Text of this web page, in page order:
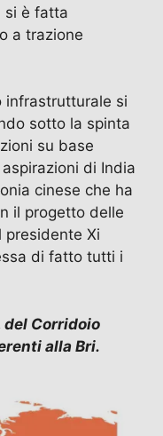
si è fatta
a trazione
infrastrutturale si
sotto la spinta
su base
di India
cinese che ha
il progetto delle
presidente Xi
di fatto tutti i
del Corridoio
alla Bri.